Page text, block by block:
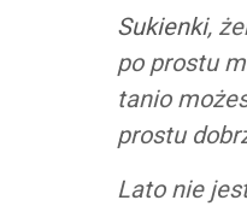
Sukienki,
po prostu
tanio
prostu
Lato nie